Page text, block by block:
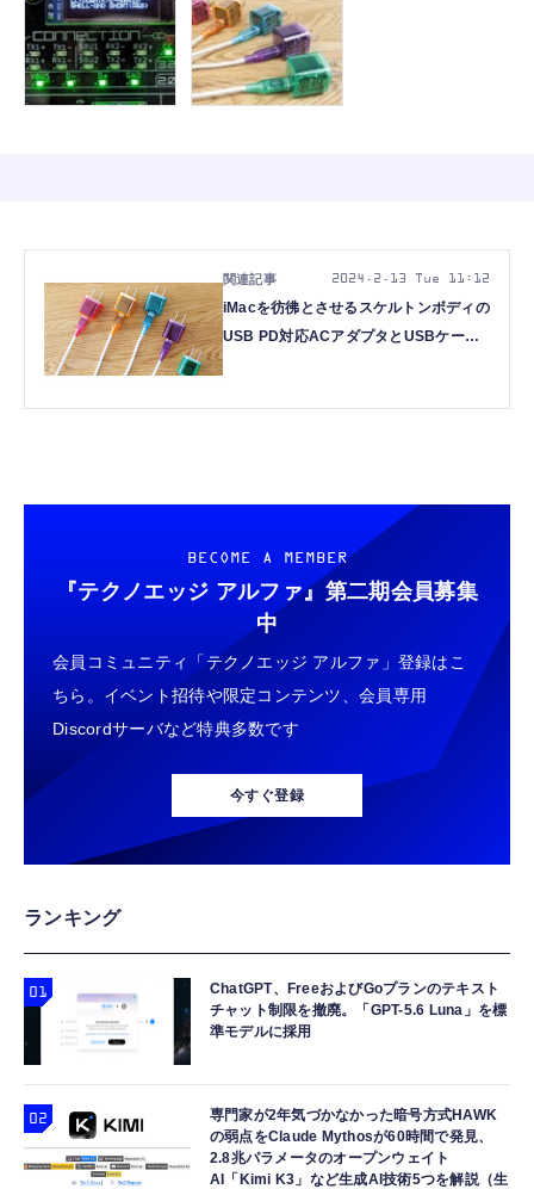
iMacを彷彿とさせるスケルトンボディの
USB PD対応ACアダプタとUSBケーブ
2024.2.13 Tue 11:12
BECOME A MEMBER
『テクノエッジ アルファ』 第二期会員募集
中
会員コミュニティ「テクノエッジ アルファ」登録はこ
ちら。イベント招待や限定コンテンツ、会員専用
Discordサーバなど特典多数です
今すぐ登録
ランキング
ChatGPT、FreeおよびGoプランのテキスト
チャット制限を撤廃。「GPT-5.6 Luna」を標
準モデルに採用
専門家が2年気づかなかった暗号方式HAWK
の弱点をClaude Mythosが60時間で発見、
2.8兆パラメータのオープンウェイト
AI「Kimi K3」など生成AI技術5つを解説（生